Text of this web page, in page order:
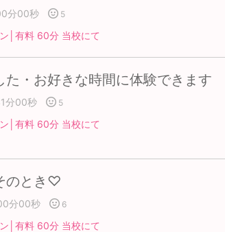
分00秒 5
│有料 60分 当校にて
た・お好きな時間に体験できます
分00秒 5
│有料 60分 当校にて
のとき♡
分00秒 6
│有料 60分 当校にて